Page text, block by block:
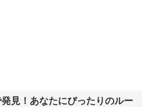
見！あなたにぴったりのルー